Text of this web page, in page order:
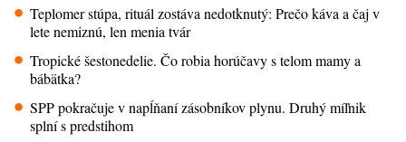
Teplomer stúpa, rituál zostáva nedotknutý: Prečo káva a čaj v
lete nemiznú, len menia tvár
Tropické šestonedelie. Čo robia horúčavy s telom mamy a
bábätka?
SPP pokračuje v napĺňaní zásobníkov plynu. Druhý míľnik
splní s predstihom